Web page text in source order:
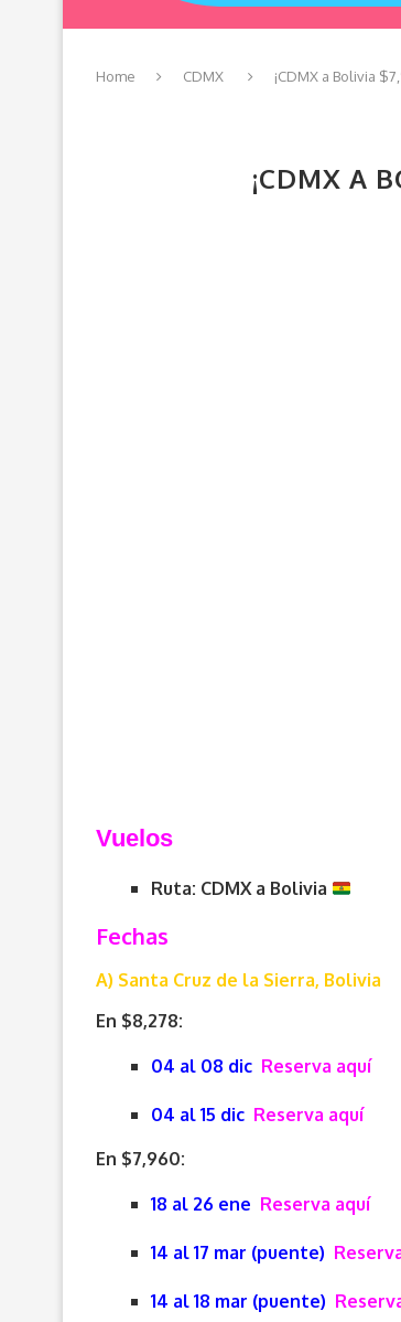
Home CDMX ¡CDMX a Bolivia
¡CDMX A
Vuelos
Ruta: CDMX a Bolivia
Fechas
A) Santa Cruz de la Sierra, Bolivia
En $8,278:
04 al 08 dic Reserva aquí
04 al 15 dic Reserva aquí
En $7,960:
18 al 26 ene Reserva aquí
14 al 17 mar (puente)
14 al 18 mar (puente)